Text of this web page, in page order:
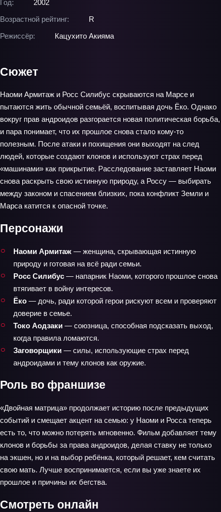
Год:
2002
Возрастной рейтинг:
R
Режиссёр:
Кацухито Акияма
Сюжет
Наоми Армитаж и Росс Силибус скрываются на Марсе и
пытаются жить обычной семьёй, воспитывая дочь Ёко. Однако
вокруг прав андроидов разгорается новая политическая борьба,
и пара понимает, что их прошлое снова стало кому‑то
полезным. После атаки и похищения они выходят на след
людей, которые создают клонов и используют страх перед
«машинами» как прикрытие. Расследование заставляет Наоми
снова раскрыть свою истинную природу, а Россу — выбирать
между законом и спасением близких, пока конфликт Земли и
Марса катится к опасной точке.
Персонажи
Наоми Армитаж — женщина, скрывающая истинную
природу и готовая на всё ради семьи.
Росс Силибус — напарник Наоми, которого прошлое снова
втягивает в войну интересов.
Ёко — дочь, ради которой герои рискуют всем и проверяют
доверие в семье.
Токо Аодзаки — союзница, способная подсказать выход,
когда правила ломаются.
Заговорщики — силы, использующие страх перед
андроидами и тему клонов как оружие.
Роль во франшизе
«Двойная матрица» продолжает историю после предыдущих
событий и смещает акцент на семью: у Наоми и Росса теперь
есть то, что можно потерять мгновенно. Фильм добавляет тему
клонов и борьбы за права андроидов, делая ставку не только
на экшен, но и на выбор ребёнка, который решает, кем считать
свою мать. Лучше воспринимается, если вы уже знаете их
прошлое и причины их бегства.
Смотреть онлайн